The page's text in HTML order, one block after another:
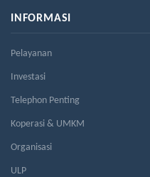
INFORMASI
Pelayanan
Investasi
Telephon Penting
Koperasi & UMKM
Organisasi
ULP